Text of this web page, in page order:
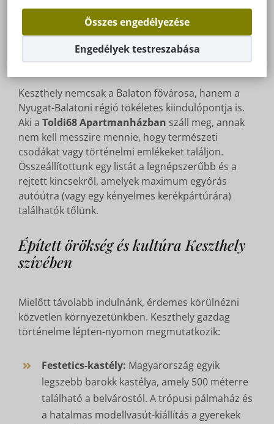
Összes engedélyezése
Engedélyek testreszabása
kirándulási tippek 50 km-es
körzetben
Keszthely nemcsak a Balaton fővárosa, hanem a
Nyugat-Balatoni régió tökéletes kiindulópontja is.
Aki a Toldi68 Apartmanházban száll meg, annak
nem kell messzire mennie, hogy természeti
csodákat vagy történelmi emlékeket találjon.
Összeállítottunk egy listát a legnépszerűbb és a
rejtett kincsekről, amelyek maximum egyórás
autóútra (vagy egy kényelmes kerékpártúrára)
találhatók tőlünk.
Épített örökség és kultúra Keszthely
szívében
Mielőtt távolabb indulnánk, érdemes körülnézni
közvetlen környezetünkben. Keszthely gazdag
történelme lépten-nyomon megmutatkozik:
Festetics-kastély: Magyarország egyik
legszebb barokk kastélya, amely 500 méterre
található a belvárostól. A trópusi pálmaház és
a hatalmas modellvasút-kiállítás a gyerekek